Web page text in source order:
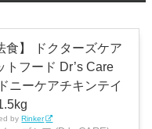
食】 ドクターズケア
トフード Dr’s Care
ニーケアチキンテイ
byRinker